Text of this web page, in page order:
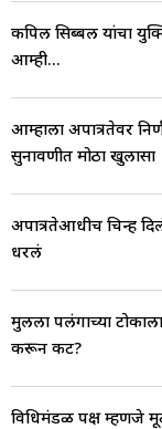
कपिल सिब्बल यांचा
आम्ही...
आम्हाला अपात्रतेवर
सुनावणीत मोठा खुलासा
अपात्रतेआधीच चिन्ह
धरलं
मुलीला पलंगाच्या
करून कट?
विधिमंडळ पक्ष म्हणजे